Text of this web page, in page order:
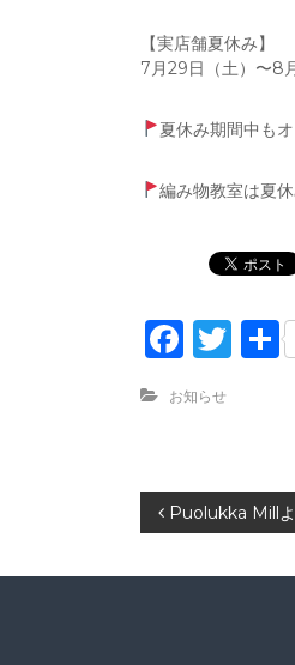
【実店舗夏休み】
7月29日（土）〜8
夏休み期間中も
編み物教室は夏
F
a
c
b
o
o
T
r
共
お知らせ
投
稿
Puolukka Millよ